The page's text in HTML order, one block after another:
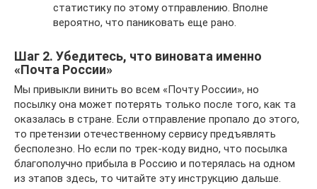
статистику по этому отправлению. Вполне
вероятно, что паниковать еще рано.
Шаг 2. Убедитесь, что виновата именно
«Почта России»
Мы привыкли винить во всем «Почту России», но
посылку она может потерять только после того, как та
оказалась в стране. Если отправление пропало до этого,
то претензии отечественному сервису предъявлять
бесполезно. Но если по трек-коду видно, что посылка
благополучно прибыла в Россию и потерялась на одном
из этапов здесь, то читайте эту инструкцию дальше.